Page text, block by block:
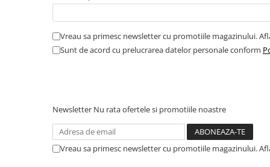
► Accesorii auto
Vreau sa primesc newsletter cu promotiile magazinului.
Sunt de acord cu prelucrarea datelor personale conform
Newsletter Nu rata ofertele si promotiile noastre
Vreau sa primesc newsletter cu promotiile magazinului.